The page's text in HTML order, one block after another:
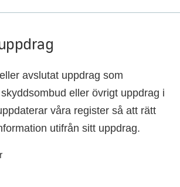
avslutat uppdrag som
eller övrigt uppdrag i
våra register så att rätt
utifrån sitt uppdrag.